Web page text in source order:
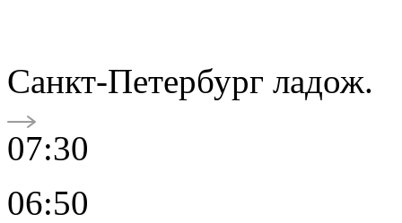
Санкт-Петербург ладож.
07:30
06:50